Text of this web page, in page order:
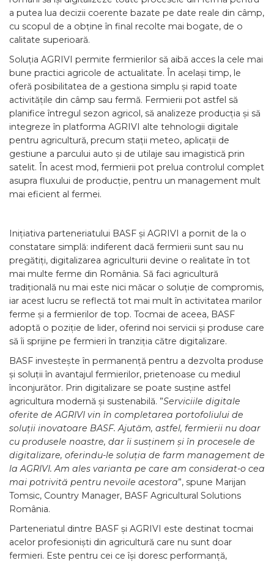
a putea lua decizii coerente bazate pe date reale din câmp,
cu scopul de a obține în final recolte mai bogate, de o
calitate superioară.
Soluția AGRIVI permite fermierilor să aibă acces la cele mai
bune practici agricole de actualitate. În același timp, le
oferă posibilitatea de a gestiona simplu și rapid toate
activitățile din câmp sau fermă. Fermierii pot astfel să
planifice întregul sezon agricol, să analizeze producția și să
integreze în platforma AGRIVI alte tehnologii digitale
pentru agricultură, precum stații meteo, aplicații de
gestiune a parcului auto și de utilaje sau imagistică prin
satelit. În acest mod, fermierii pot prelua controlul complet
asupra fluxului de producție, pentru un management mult
mai eficient al fermei.
Inițiativa parteneriatului BASF și AGRIVI a pornit de la o
constatare simplă: indiferent dacă fermierii sunt sau nu
pregătiți, digitalizarea agriculturii devine o realitate în tot
mai multe ferme din România. Să faci agricultură
tradițională nu mai este nici măcar o soluție de compromis,
iar acest lucru se reflectă tot mai mult în activitatea marilor
ferme și a fermierilor de top. Tocmai de aceea, BASF
adoptă o poziție de lider, oferind noi servicii și produse care
să îi sprijine pe fermieri în tranziția către digitalizare.
BASF investește în permanență pentru a dezvolta produse
și soluții în avantajul fermierilor, prietenoase cu mediul
înconjurător. Prin digitalizare se poate susține astfel
agricultura modernă și sustenabilă. ”Serviciile digitale
oferite de AGRIVI vin în completarea portofoliului de
soluții inovatoare BASF. Ajutăm, astfel, fermierii nu doar
cu produsele noastre, dar îi susținem și în procesele de
digitalizare, oferindu-le soluția de farm management de
la AGRIVI. Am ales varianta pe care am considerat-o cea
mai potrivită pentru nevoile acestora”, spune Marijan
Tomsic, Country Manager, BASF Agricultural Solutions
România.
Parteneriatul dintre BASF și AGRIVI este destinat tocmai
acelor profesioniști din agricultură care nu sunt doar
fermieri. Este pentru cei ce își doresc performanță,